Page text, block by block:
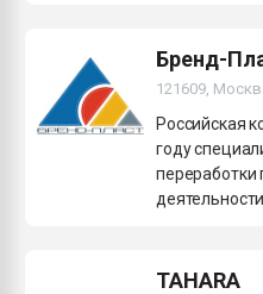
Бренд-
121609,
Российская
году
переработки
TAHARA